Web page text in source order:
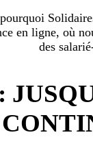
pourquoi
en ligne, où
des